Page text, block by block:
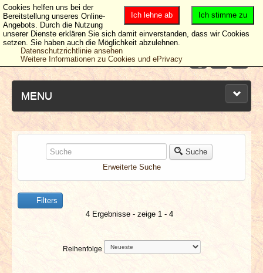
MENU
NEUESTE ARTIKEL
NEWS & DATES
BERICHTE
Suche
Erweiterte Suche
Filters
4 Ergebnisse - zeige 1 - 4
Reihenfolge
Ich stimme zu
Ich lehne ab
Cookies helfen uns bei der
Bereitstellung unseres Online-
Angebots. Durch die Nutzung
unserer Dienste erklären Sie sich damit einverstanden, dass wir Cookies
setzen. Sie haben auch die Möglichkeit abzulehnen.
Datenschutzrichtlinie ansehen
Weitere Informationen zu Cookies und ePrivacy